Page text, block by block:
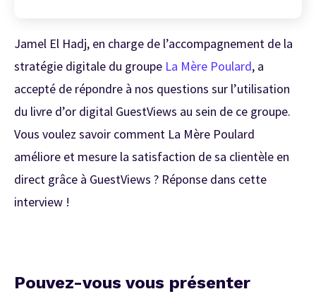
Jamel El Hadj, en charge de l’accompagnement de la
stratégie digitale du groupe La Mère Poulard, a
accepté de répondre à nos questions sur l’utilisation
du livre d’or digital GuestViews au sein de ce groupe.
Vous voulez savoir comment La Mère Poulard
améliore et mesure la satisfaction de sa clientèle en
direct grâce à GuestViews ? Réponse dans cette
interview !
Pouvez-vous vous présenter